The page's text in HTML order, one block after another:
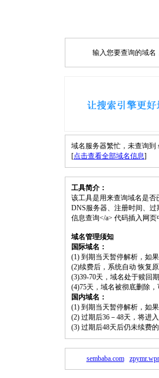
输入您要查询的域名
域名服务器繁忙，未查询到
[点击查看全部域名信息]
工具简介：
该工具是用来查询域名是
DNS服务器、注册时间、过
信息查询</a> 代码插入网
域名管理须知
国际域名：
(1) 到期当天暂停解析，如
(2)续费后，系统自动 恢复
(3)39-70天，域名处于赎回
(4)75天，域名被彻底删除，
国内域名：
(1) 到期当天暂停解析，如
(2) 过期后36－48天，将进
(3) 过期后48天后仍未续费
sembaba.com